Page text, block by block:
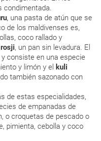
condimentada.
, una pasta de atún que se
de los maldivenses es,
coco rallado y
rosji, un pan sin levadura. El
consiste en una especie
y limón y el kuli
también sazonado con
de estas especialidades,
de empanadas de
o croquetas de pescado o
pimienta, cebolla y coco